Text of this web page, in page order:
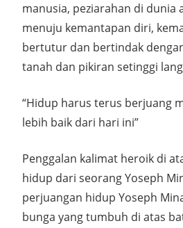
manusia, peziarahan di dunia
menuju kemantapan diri,
bertutur dan bertindak
tanah dan pikiran setinggi
“Hidup harus terus berjuang
lebih baik dari hari ini”
Penggalan kalimat heroik di
hidup dari seorang Yoseph
perjuangan hidup Yoseph
bunga yang tumbuh di atas